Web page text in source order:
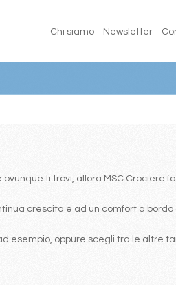
Chi siamo Newsletter
ti trovi, allora MSC Crociere
crescita e ad un comfort a bordo
esempio, oppure scegli tra le altre